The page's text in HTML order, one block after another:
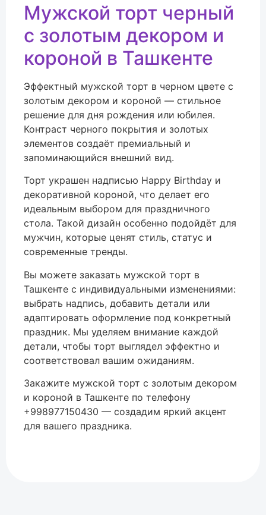
Мужской торт черный
с золотым декором и
короной в Ташкенте
Эффектный мужской торт в черном цвете с
золотым декором и короной — стильное
решение для дня рождения или юбилея.
Контраст черного покрытия и золотых
элементов создаёт премиальный и
запоминающийся внешний вид.
Торт украшен надписью Happy Birthday и
декоративной короной, что делает его
идеальным выбором для праздничного
стола. Такой дизайн особенно подойдёт для
мужчин, которые ценят стиль, статус и
современные тренды.
Вы можете заказать мужской торт в
Ташкенте с индивидуальными изменениями:
выбрать надпись, добавить детали или
адаптировать оформление под конкретный
праздник. Мы уделяем внимание каждой
детали, чтобы торт выглядел эффектно и
соответствовал вашим ожиданиям.
Закажите мужской торт с золотым декором
и короной в Ташкенте по телефону
+998977150430 — создадим яркий акцент
для вашего праздника.